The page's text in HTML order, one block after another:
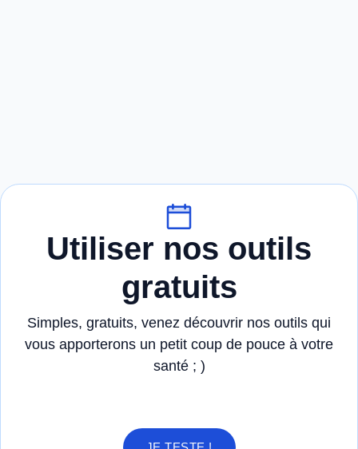
Utiliser nos outils
gratuits
Simples, gratuits, venez découvrir nos outils qui
vous apporterons un petit coup de pouce à votre
santé ; )